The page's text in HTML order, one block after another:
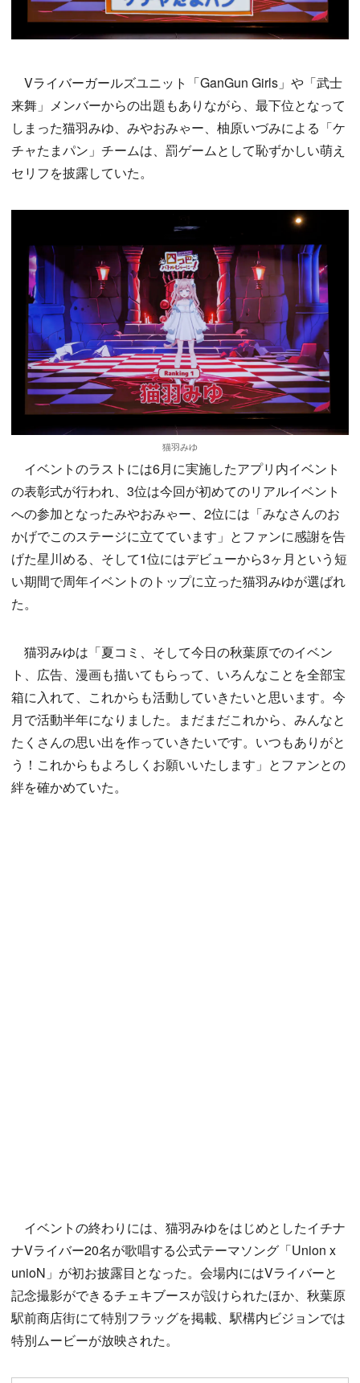
Vライバーガールズユニット「GanGun Girls」や「武士
来舞」メンバーからの出題もありながら、最下位となって
しまった猫羽みゆ、みやおみゃー、柚原いづみによる「ケ
チャたまパン」チームは、罰ゲームとして恥ずかしい萌え
セリフを披露していた。
猫羽みゆ
イベントのラストには6月に実施したアプリ内イベント
の表彰式が行われ、3位は今回が初めてのリアルイベント
への参加となったみやおみゃー、2位には「みなさんのお
かげでこのステージに立てています」とファンに感謝を告
げた星川める、そして1位にはデビューから3ヶ月という短
い期間で周年イベントのトップに立った猫羽みゆが選ばれ
た。
猫羽みゆは「夏コミ、そして今日の秋葉原でのイベン
ト、広告、漫画も描いてもらって、いろんなことを全部宝
箱に入れて、これからも活動していきたいと思います。今
月で活動半年になりました。まだまだこれから、みんなと
たくさんの思い出を作っていきたいです。いつもありがと
う！これからもよろしくお願いいたします」とファンとの
絆を確かめていた。
イベントの終わりには、猫羽みゆをはじめとしたイチナ
ナVライバー20名が歌唱する公式テーマソング「Union x
unioN」が初お披露目となった。会場内にはVライバーと
記念撮影ができるチェキブースが設けられたほか、秋葉原
駅前商店街にて特別フラッグを掲載、駅構内ビジョンでは
特別ムービーが放映された。